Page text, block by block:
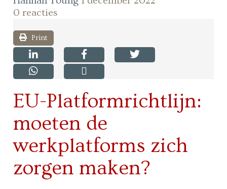
0 reacties
Print
EU-Platformrichtlijn:
moeten de
werkplatforms zich
zorgen maken?